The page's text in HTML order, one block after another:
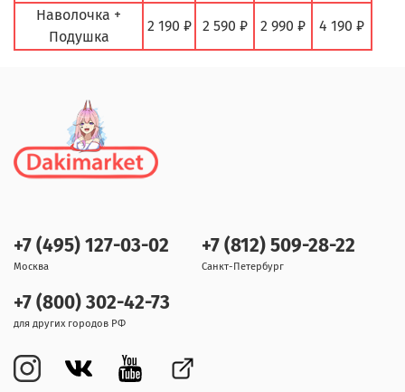
Наволочка +
Подушка
2 190 ₽ 2 590 ₽ 2 990 ₽ 4 190 ₽
+7 (495) 127-03-02
Москва
+7 (812) 509-28-22
Санкт-Петербург
+7 (800) 302-42-73
для других городов РФ